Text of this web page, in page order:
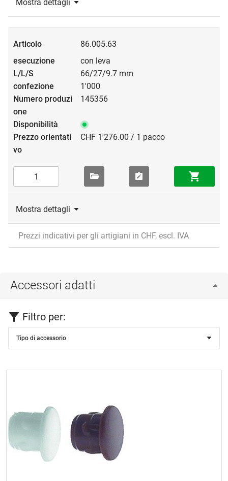
Mostra dettagli
86.005.63
con leva
66/27/9.7 mm
1'000
145356
CHF 1'276.00 / 1 pacco
Mostra dettagli
Prezzi indicativi per gli artigiani in CHF, escl. IVA
Accessori adatti
Filtro per:
Tipo di accessorio